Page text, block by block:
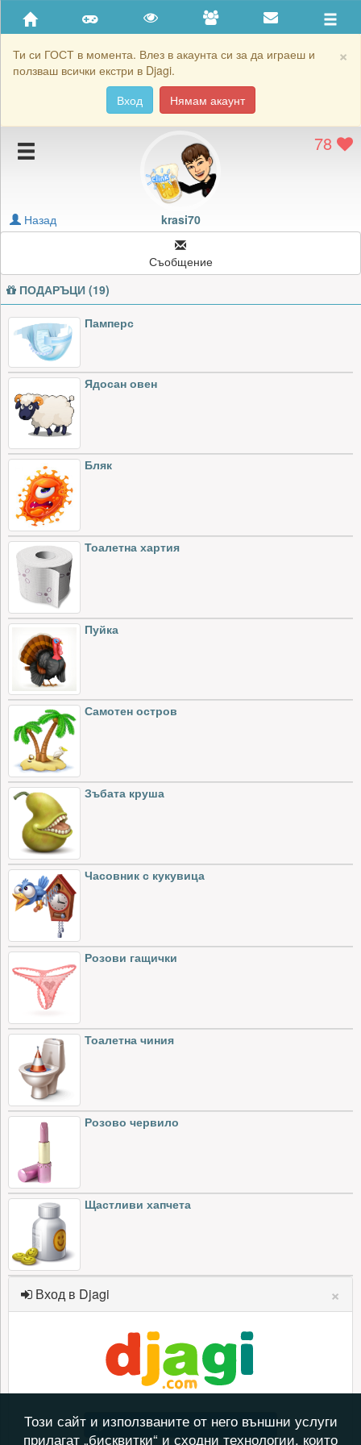
×
Ти си ГОСТ в момента. Влез в акаунта си за да играеш и
ползваш всички екстри в Djagi.
Вход
Нямам акаунт
Приятели
Хронология на игри
Подаръците на krasi70
Картичките на krasi70
Блокирай krasi70
78
krasi70
Назад
Съобщение
ПОДАРЪЦИ (19)
Памперс
Ядосан овен
Бляк
Тоалетна хартия
Пуйка
Самотен остров
Зъбата круша
Часовник с кукувица
Розови гащички
Тоалетна чиния
Розово червило
Щастливи хапчета
Вход в Djagi ×
Вход с Facebook
Този сайт и използваните от него външни услуги
прилагат „бисквитки“ и сходни технологии, които